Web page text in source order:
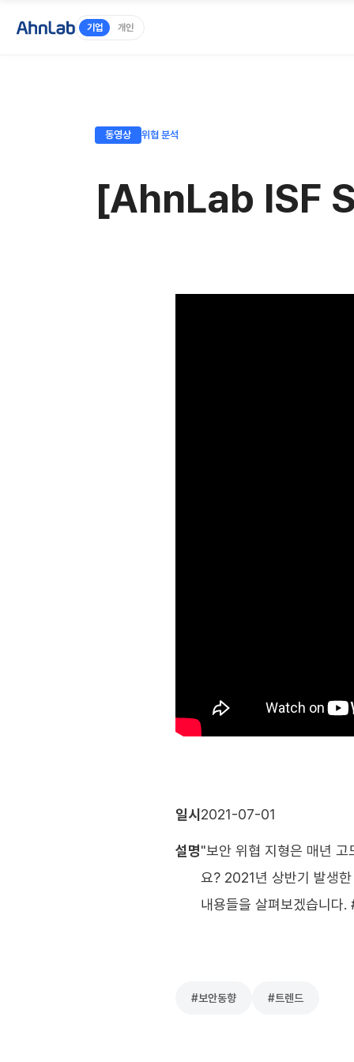
기업 개인
동영상 위협 분석
[AhnLab ISF
일시
설명
2021-07-01
"보안 위협 지형은 매년
요? 2021년 상반기 발생
내용들을 살펴보겠습니
#보안동향 #트렌드